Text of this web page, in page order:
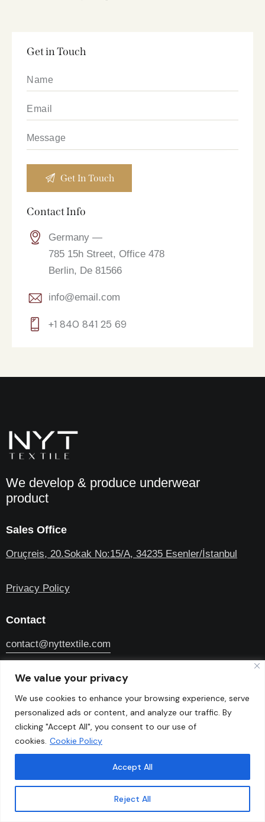
We value your privacy
We use cookies to enhance your browsing experience, serve
personalized ads or content, and analyze our traffic. By
clicking "Accept All", you consent to our use of
cookies. Cookie Policy
Reject All
Accept All
Get in Touch
Contact Info
Germany —
785 15h Street, Office 478
Berlin, De 81566
info@email.com
+1 840 841 25 69
We develop & produce underwear
product
Sales Office
Oruçreis, 20.Sokak No:15/A, 34235 Esenler/İstanbul
Privacy Policy
Contact
contact@nyttextile.com
0380 735 30 10
Home About Us Processes What We Do
NYT TEXTILE© 2026. All Rights Reserved. Made
with passion by2Bee Digital